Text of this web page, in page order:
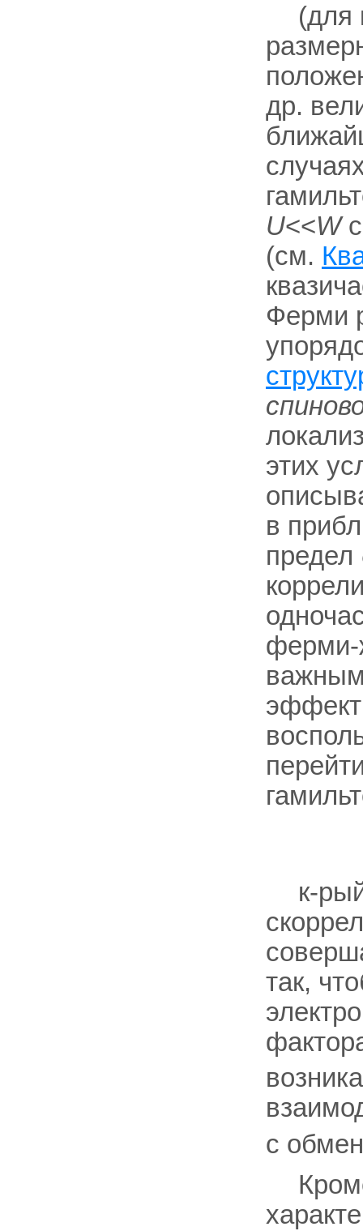
(для
др.
U<<W
(см.
Ферми
этих
в
предел
ферми-
к-
так,
с